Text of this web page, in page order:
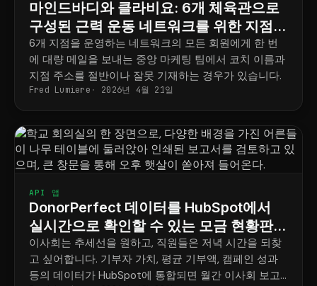
마인드바디와 클라비요: 6개 체육관으로
구성된 근력 운동 네트워크를 위한 지점별
마케팅 전략
6개 지점을 운영하는 네트워크의 모든 회원에게 한 번
에 대량 메일을 보내는 중앙 마케팅 팀에서 코치 이름과
지점 주소를 절반이나 잘못 기재하는 경우가 있습니다.
Fred Lumiere 2026년 4월 21일
API 앱
DonorPerfect 데이터를 HubSpot에서
실시간으로 확인할 수 있는 모금 현황판
대시보드
이사회는 추세선을 원하고, 직원들은 저녁 시간을 되찾
고 싶어합니다. 기부자 가치, 평균 기부액, 캠페인 성과
등의 데이터가 HubSpot에 통합되면 월간 이사회 보고